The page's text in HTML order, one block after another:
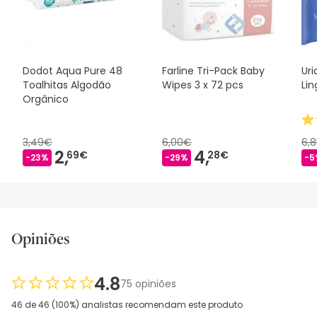
Dodot Aqua Pure 48
Toalhitas Algodão
Orgânico
3,49€
-23% 2,69€
Farline Tri-Pack Baby
Wipes 3 x 72 pcs
6,00€
-29% 4,28€ -
Opiniões
4.875 opiniões
46 de 46 (100%) analistas recomendam este produto